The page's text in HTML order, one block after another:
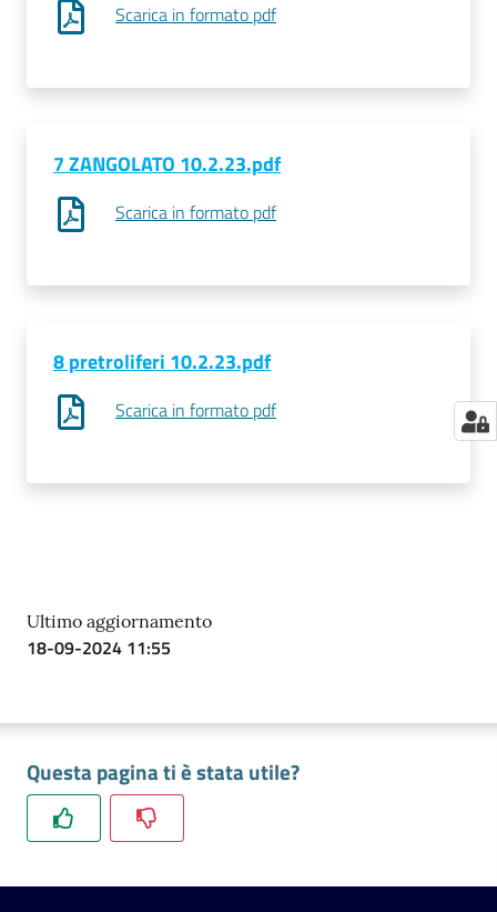
Scarica in formato pdf
7 ZANGOLATO 10.2.23.pdf
Scarica in formato pdf
8 pretroliferi 10.2.23.pdf
Scarica in formato pdf
Ultimo aggiornamento
18-09-2024 11:55
Questa pagina ti è stata utile?